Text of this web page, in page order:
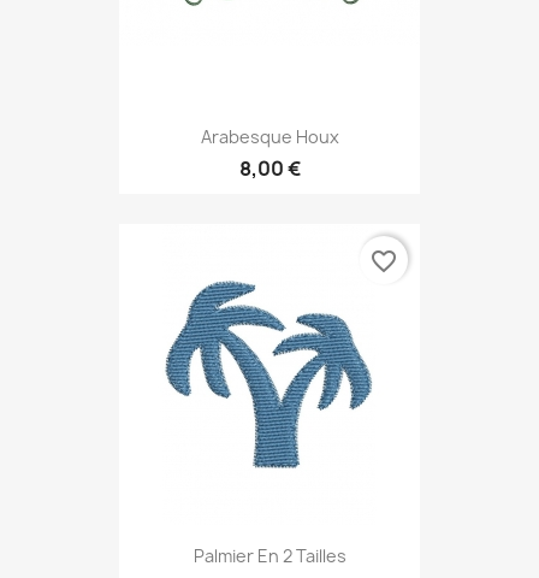
Arabesque Houx
8,00 €
Palmier En 2 Tailles
favorite_border